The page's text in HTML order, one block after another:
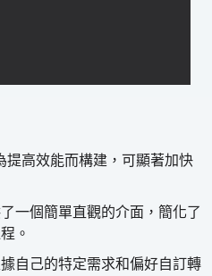
提高效能而構建，可顯著加快
了一個簡單直觀的介面，簡化了
。
據自己的特定需求和偏好自訂轉